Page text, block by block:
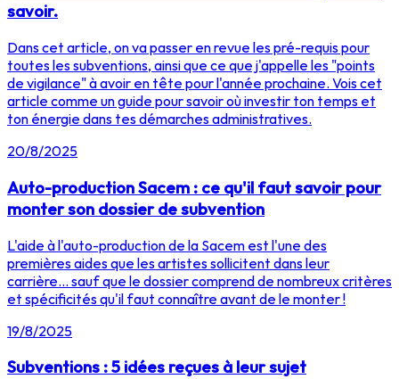
savoir.
Dans cet article, on va passer en revue les pré-requis pour
toutes les subventions, ainsi que ce que j'appelle les "points
de vigilance" à avoir en tête pour l'année prochaine. Vois cet
article comme un guide pour savoir où investir ton temps et
ton énergie dans tes démarches administratives.
20/8/2025
Auto-production Sacem : ce qu'il faut savoir pour
monter son dossier de subvention
L'aide à l'auto-production de la Sacem est l'une des
premières aides que les artistes sollicitent dans leur
carrière... sauf que le dossier comprend de nombreux critères
et spécificités qu'il faut connaître avant de le monter !
19/8/2025
Subventions : 5 idées reçues à leur sujet